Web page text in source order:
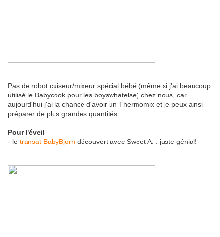
Pas de robot cuiseur/mixeur spécial bébé (même si j'ai beaucoup
utilisé le Babycook pour les boyswhatelse) chez nous, car
aujourd'hui j'ai la chance d'avoir un Thermomix et je peux ainsi
préparer de plus grandes quantités.
Pour l'éveil
- le transat BabyBjorn découvert avec Sweet A. : juste génial!